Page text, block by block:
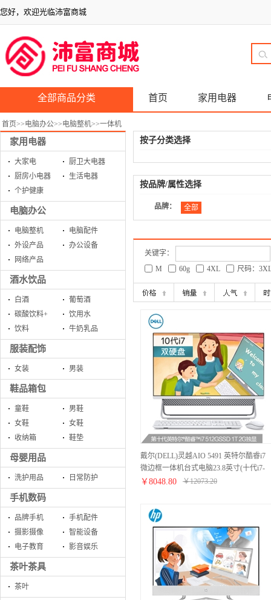
您好，欢迎光临沛富商城
全部商品分类 首页 家用电器
首页>>电脑办公>>电脑整机>>一体机
家用电器
大家电
厨卫大电器
厨房小电器
生活电器
个护健康
电脑办公
电脑整机
电脑配件
外设产品
办公设备
网络产品
酒水饮品
白酒
葡萄酒
碳酸饮料+
饮用水
饮料
牛奶乳品
服装配饰
女装 男装
鞋品箱包
童鞋
男鞋
女鞋
女鞋
收纳箱
鞋垫
母婴用品
洗护用品 日常防护
手机数码
品牌手机
手机配件
摄影摄像
智能设备
电子教育
影音娱乐
茶叶茶具
茶叶
按子分类选择
按品牌/属性选择
品牌： 全部
关键字：
M
60g 4XL 尺码：
戴尔(DELL)灵越AIO 5491 英特尔酷睿i7
微边框一体机台式电脑23.8英寸(十代i7-
10510U 8G 512GSSD 1T 独显)银
￥ 8048.80 ￥12073.20